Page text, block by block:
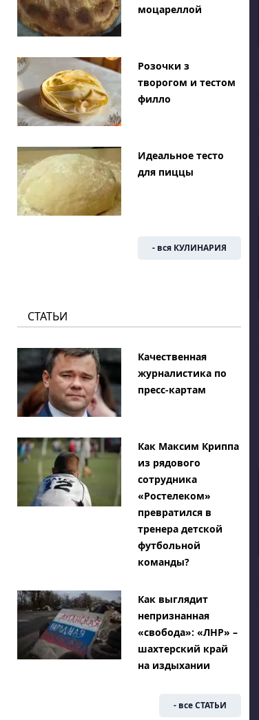
моцареллой
Розочки з
творогом и тестом
филло
Идеальное тесто
для пиццы
- вся КУЛИНАРИЯ
СТАТЬИ
Качественная
журналистика по
пресс-картам
Как Максим Криппа
из рядового
сотрудника
«Ростелеком»
превратился в
тренера детской
футбольной
команды?
Как выглядит
непризнанная
«свобода»: «ЛНР» –
шахтерский край
на издыхании
- все СТАТЬИ